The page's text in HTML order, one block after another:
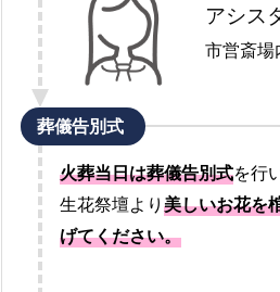
アシス
市営斎場
葬儀告別式
火葬当日は葬儀告別式を行
生花祭壇より美しいお花を
げてください。